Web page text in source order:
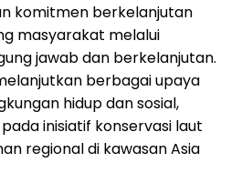
komitmen berkelanjutan
masyarakat melalui
jawab dan berkelanjutan.
berbagai upaya
hidup dan sosial,
inisiatif konservasi laut
regional di kawasan Asia